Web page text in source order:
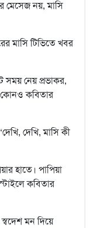
মেসেজ নয়, মাসি
মাসি টিভিতে খবর
সময় নেয় প্রভাকর,
কোনও কবিতার
দেখি, মাসি কী
হাতে। পাপিয়া
কবিতার
মন দিয়ে